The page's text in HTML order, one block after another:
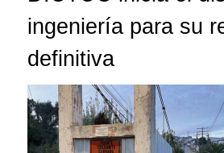
ingeniería para su
definitiva